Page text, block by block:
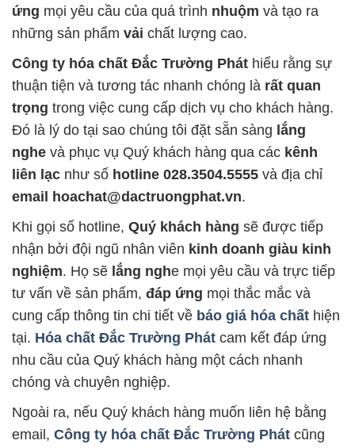
ứng mọi yêu cầu của quá trình nhuộm và tạo ra
những sản phẩm vải chất lượng cao.
Công ty hóa chất Đắc Trường Phát hiểu rằng sự
thuận tiện và tương tác nhanh chóng là rất quan
trọng trong việc cung cấp dịch vụ cho khách hàng.
Đó là lý do tại sao chúng tôi đặt sẵn sàng lắng
nghe và phục vụ Quý khách hàng qua các kênh
liên lạc như số hotline 028.3504.5555 và địa chỉ
email hoachat@dactruongphat.vn.
Khi gọi số hotline, Quý khách hàng sẽ được tiếp
nhận bởi đội ngũ nhân viên kinh doanh giàu kinh
nghiệm. Họ sẽ lắng nghe mọi yêu cầu và trực tiếp
tư vấn về sản phẩm, đáp ứng mọi thắc mắc và
cung cấp thông tin chi tiết về báo giá hóa chất hiện
tại. Hóa chất Đắc Trường Phát cam kết đáp ứng
nhu cầu của Quý khách hàng một cách nhanh
chóng và chuyên nghiệp.
Ngoài ra, nếu Quý khách hàng muốn liên hệ bằng
email, Công ty hóa chất Đắc Trường Phát cũng